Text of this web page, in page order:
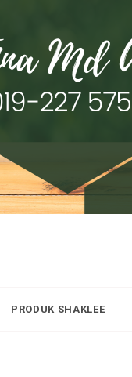
PRODUK SHAKLEE